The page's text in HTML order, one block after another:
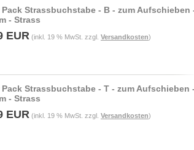
Pack Strassbuchstabe - B - zum Aufschieben
- Strass
EUR (inkl. 19 % MwSt. zzgl. Versandkosten)
Pack Strassbuchstabe - T - zum Aufschieben
- Strass
EUR (inkl. 19 % MwSt. zzgl. Versandkosten)